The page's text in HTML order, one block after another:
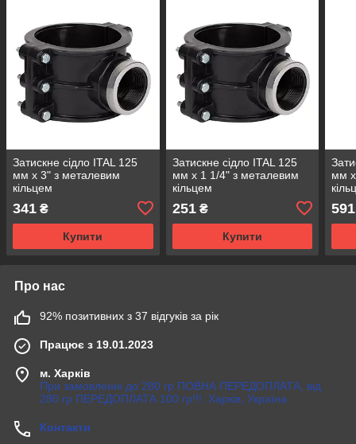
Затискне сідло ITAL 125
мм х 3" з металевим
кільцем
341 ₴
Купити
Затискне сідло ITAL 125
мм х 1 1/4" з металевим
кільцем
251₴
Купити
мм
591
Про нас
92% позитивних з 37 відгуків за рік
Працює з 19.01.2023
м. Харків
При замовленні до 280 гр ПОВНА ПЕРЕДОПЛАТА, від
280 гр ПЕРЕДОПЛАТА 100 гр!!!, Харків, Україна
Контакти